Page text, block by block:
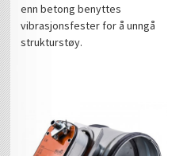
enn betong benyttes
vibrasjonsfester for å unngå
strukturstøy.